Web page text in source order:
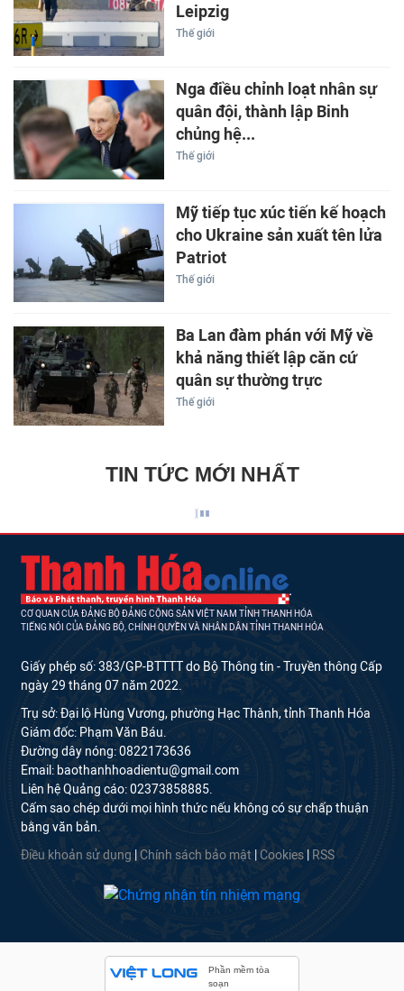
Leipzig
Thế giới
Nga điều chỉnh loạt nhân sự
quân đội, thành lập Binh
chủng hệ...
Thế giới
Mỹ tiếp tục xúc tiến kế hoạch
cho Ukraine sản xuất tên lửa
Patriot
Thế giới
Ba Lan đàm phán với Mỹ về
khả năng thiết lập căn cứ
quân sự thường trực
Thế giới
TIN TỨC MỚI NHẤT
CƠ QUAN CỦA ĐẢNG BỘ ĐẢNG CỘNG SẢN VIỆT NAM TỈNH THANH HÓA
TIẾNG NÓI CỦA ĐẢNG BỘ, CHÍNH QUYỀN VÀ NHÂN DÂN TỈNH THANH HÓA
Giấy phép số: 383/GP-BTTTT do Bộ Thông tin - Truyền thông Cấp
ngày 29 tháng 07 năm 2022.
Trụ sở: Đại lộ Hùng Vương, phường Hạc Thành, tỉnh Thanh Hóa
Giám đốc: Phạm Văn Báu.
Đường dây nóng: 0822173636
Email: baothanhhoadientu@gmail.com
Liên hệ Quảng cáo: 02373858885.
Cấm sao chép dưới mọi hình thức nếu không có sự chấp thuận
bằng văn bản.
Điều khoản sử dụng Chính sách bảo mật Cookies RSS
Phần mềm tòa
soạn